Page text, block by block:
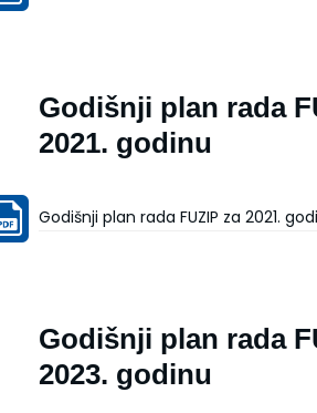
Godišnji plan rada
2021. godinu
Godišnji plan rada FUZIP za 2021.
Godišnji plan rada
2023. godinu